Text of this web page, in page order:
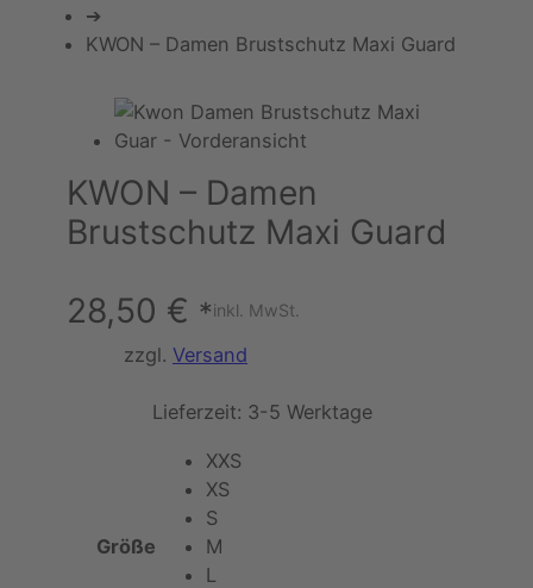
➔
KWON – Damen Brustschutz Maxi Guard
KWON – Damen
Brustschutz Maxi Guard
28,50 € *inkl. MwSt.
zzgl. Versand
Lieferzeit: 3-5 Werktage
Größe
XXS
XS
S
M
L